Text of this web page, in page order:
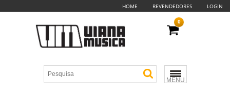
HOME REVENDEDORES LOGIN
MENU
0